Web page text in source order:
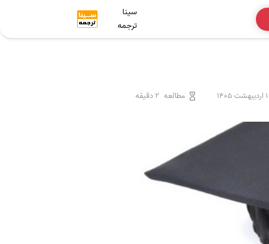
سینا
ترجمه
1 اردیبهشت 1405 مطالعه 2 دقیقه